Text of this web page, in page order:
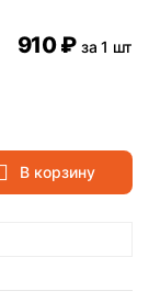
‍910‍₽ за 1 шт
В корзину